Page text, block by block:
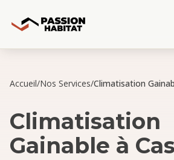
Accueil/Nos Services/Climatisation
Climatisation
Gainable à